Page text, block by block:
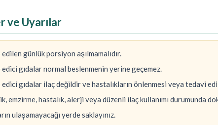
ve Uyarılar
günlük porsiyon aşılmamalıdır.
edici gıdalar normal beslenmenin yerine geçemez.
gıdalar ilaç değildir ve hastalıkların önlenmesi veya tedavi
emzirme, hastalık, alerji veya düzenli ilaç kullanımı durumunda
ulaşamayacağı yerde saklayınız.